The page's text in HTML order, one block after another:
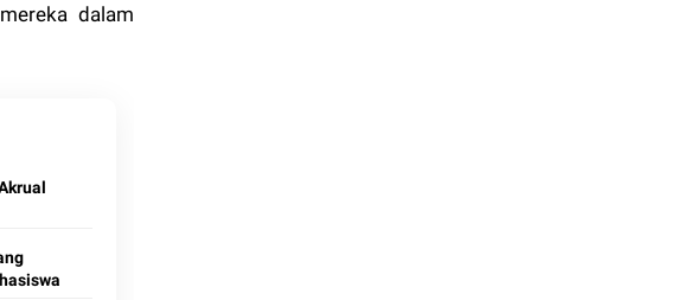
dalam